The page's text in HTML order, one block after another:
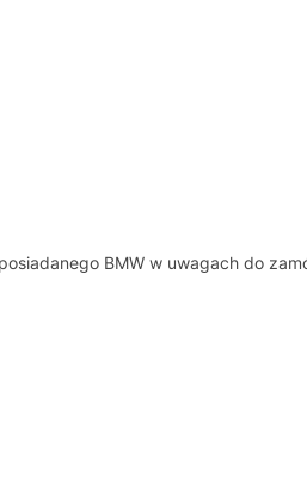
BMW w uwagach do